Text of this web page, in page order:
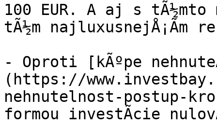
100 EUR. A aj s tÃ½mto
tÃ½m najluxusnejÅ¡Ã­m
- Oproti [kÃºpe
(https://
nehnutelnost-postup-
formou investÃ­cie